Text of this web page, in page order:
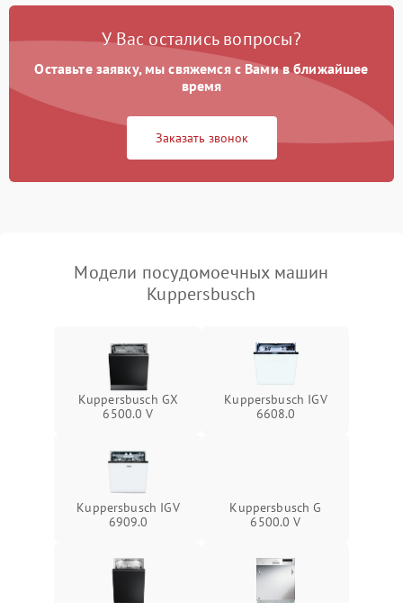
Проблемы с набором
Не работает сушилка 2100 ₽ Подробнее →
Сбои в работе таймера 1700 ₽
У Вас остались вопросы?
Оставьте заявку, мы свяжемся с Вами в ближайшее
время
Заказать звонок
Модели посудомоечных машин
Kuppersbusch
Kuppersbusch GX
6500.0 V
Kuppersbusch IGV
6608.0
Kuppersbusch IGV
6909.0
Kuppersbusch G
6500.0 V